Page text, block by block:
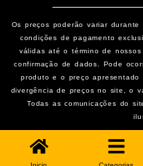
Os preços poderão variar
condições de pagamento
válidas até o término de
confirmação de dados. Pode
produto e o preço apresentado
divergência de preços no site, o
Todas as comunicações do